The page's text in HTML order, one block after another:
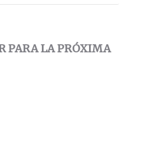
PARA LA PRÓXIMA